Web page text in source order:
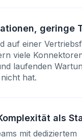
geringe
auf einer
viele
laufenden
hat.
als
mit dediziertem